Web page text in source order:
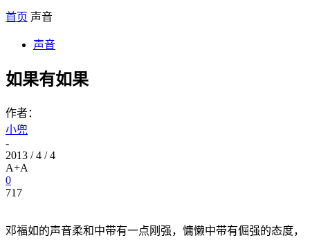
首页 声音
声音
如果有如果
作者：
小兜
-
2013 / 4 / 4
A+A
0
717
邓福如的声音柔和中带有一点刚强，慵懒中带有倔强的态度，